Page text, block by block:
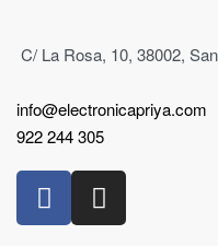
C/ La Rosa, 10, 38002,
info@electronicapriya.com
922 244 305